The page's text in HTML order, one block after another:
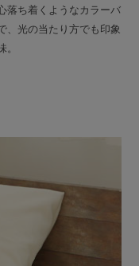
落ち着くようなカラーバ
、光の当たり方でも印象